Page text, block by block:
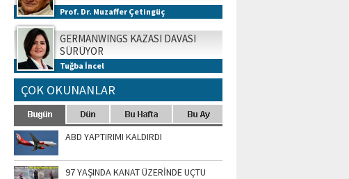
Prof. Dr. Muzaffer Çetingüç
GERMANWINGS KAZASI DAVASI
SÜRÜYOR
Tuğba İncel
ÇOK OKUNANLAR
ABD YAPTIRIMI KALDIRDI
97 YAŞINDA KANAT ÜZERİNDE UÇTU